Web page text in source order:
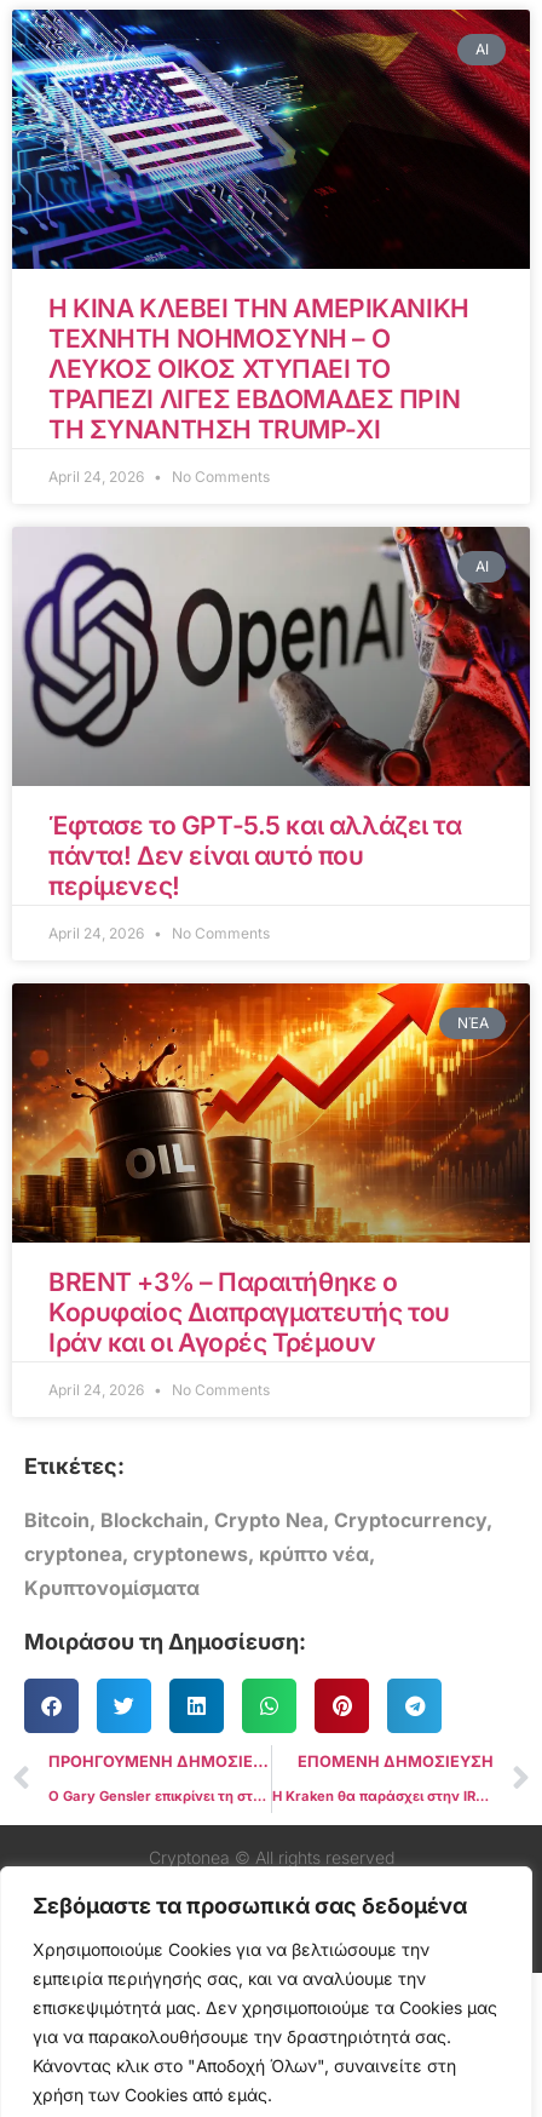
Σεβόμαστε τα προσωπικά σας δεδομένα
Χρησιμοποιούμε Cookies για να βελτιώσουμε την
εμπειρία περιήγησής σας, και να αναλύουμε την
επισκεψιμότητά μας. Δεν χρησιμοποιούμε τα Cookies μας
για να παρακολουθήσουμε την δραστηριότητά σας.
Κάνοντας κλικ στο "Αποδοχή Όλων", συναινείτε στη
χρήση των Cookies από εμάς.
AI
Η ΚΙΝΑ ΚΛΕΒΕΙ ΤΗΝ ΑΜΕΡΙΚΑΝΙΚΗ
ΤΕΧΝΗΤΗ ΝΟΗΜΟΣΥΝΗ – Ο
ΛΕΥΚΟΣ ΟΙΚΟΣ ΧΤΥΠΑΕΙ ΤΟ
ΤΡΑΠΕΖΙ ΛΙΓΕΣ ΕΒΔΟΜΑΔΕΣ ΠΡΙΝ
ΤΗ ΣΥΝΑΝΤΗΣΗ TRUMP-XI
April 24, 2026 No Comments
AI
Έφτασε το GPT-5.5 και αλλάζει τα
πάντα! Δεν είναι αυτό που
περίμενες!
April 24, 2026 No Comments
ΝΈΑ
BRENT +3% – Παραιτήθηκε ο
Κορυφαίος Διαπραγματευτής του
Ιράν και οι Αγορές Τρέμουν
April 24, 2026 No Comments
Ετικέτες:
Bitcoin, Blockchain, Crypto Nea, Cryptocurrency,
cryptonea, cryptonews, κρύπτο νέα,
Κρυπτονομίσματα
Μοιράσου τη Δημοσίευση:
ΠΡΟΗΓΟΥΜΕΝΗ ΔΗΜΟΣΙΕΥΣΗ
Ο Gary Gensler επικρίνει τη στάση του Gary Gensler για το Bitcoin ETF
ΕΠΟΜΕΝΗ ΔΗΜΟΣΙΕΥΣΗ
Η Kraken θα παράσχει στην IRS τα δεδομένα 42.000 χρηστών
Cryptonea © All rights reserved